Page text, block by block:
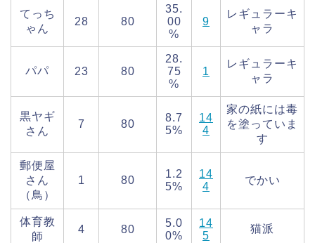
てっち
ゃん
28 80
35.
00
%
9
レギュラーキ
ャラ
パパ 23 80
28.
75
%
1
レギュラーキ
ャラ
黒ヤギ
さん
7 80
8.7
5%
14
4
家の紙には毒
を塗っていま
す
郵便屋
さん
（鳥）
1 80
1.2
5%
14
4
でかい
体育教
師
4 80
5.0
0%
14
5
猫派